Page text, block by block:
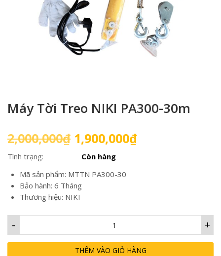
Máy Tời Treo NIKI PA300-30m
2,000,000₫ Giá
gốc
là:
2,000,000₫.
1,900,000₫Giá
Tình trạng:
Còn hàng
Mã sản phẩm: MTTN PA300-30
Bảo hành: 6 Tháng
Thương hiệu: NIKI
+
-
THÊM VÀO GIỎ HÀNG